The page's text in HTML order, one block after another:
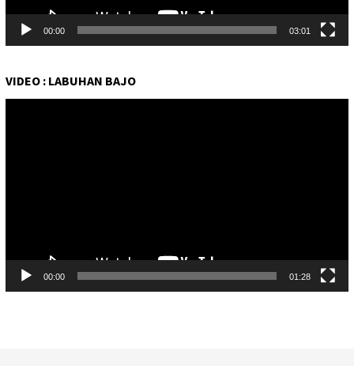
00:00 03:01
VIDEO : LABUHAN BAJO
00:00 01:28